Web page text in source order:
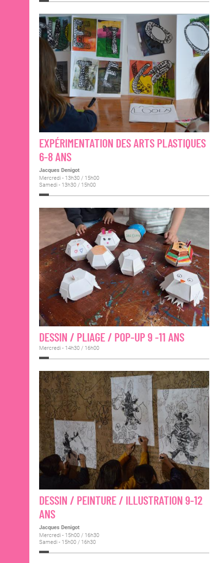
EXPÉRIMENTATION DES ARTS PLASTIQUES
6-8 ANS
Jacques Denigot
Mercredi - 13h30 / 15h00
Samedi - 13h30 / 15h00
DESSIN / PLIAGE / POP-UP 9 -11 ANS
Mercredi - 14h30 / 16h00
DESSIN / PEINTURE / ILLUSTRATION 9-12
ANS
Jacques Denigot
Mercredi - 15h00 / 16h30
Samedi - 15h00 / 16h30